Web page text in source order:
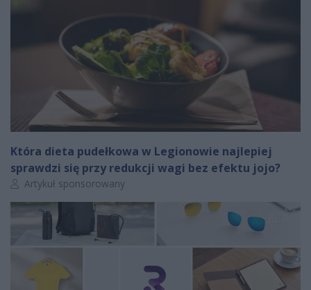
Która dieta pudełkowa w Legionowie najlepiej
sprawdzi się przy redukcji wagi bez efektu jojo?
Autor artykułu:
Artykuł sponsorowany